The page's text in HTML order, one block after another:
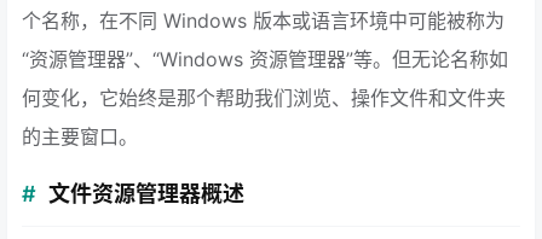
个名称，在不同 Windows 版本或语言环境中可能被称为
“资源管理器”、“Windows 资源管理器”等。但无论名称如
何变化，它始终是那个帮助我们浏览、操作文件和文件夹
的主要窗口。
文件资源管理器概述